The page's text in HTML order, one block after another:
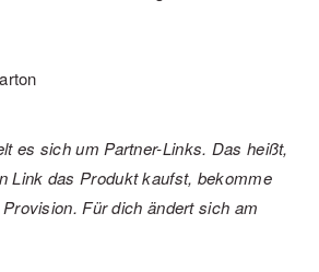
es sich um Partner-Links. Das heißt,
Link das Produkt kaufst, bekomme
Für dich ändert sich am